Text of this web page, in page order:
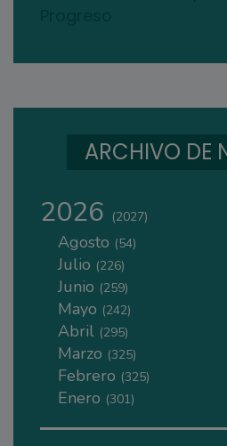
ARCHIVO DE
2026 (2027)
Agosto (54)
Julio (226)
Junio (259)
Mayo (242)
Abril (295)
Marzo (325)
Febrero (325)
Enero (301)